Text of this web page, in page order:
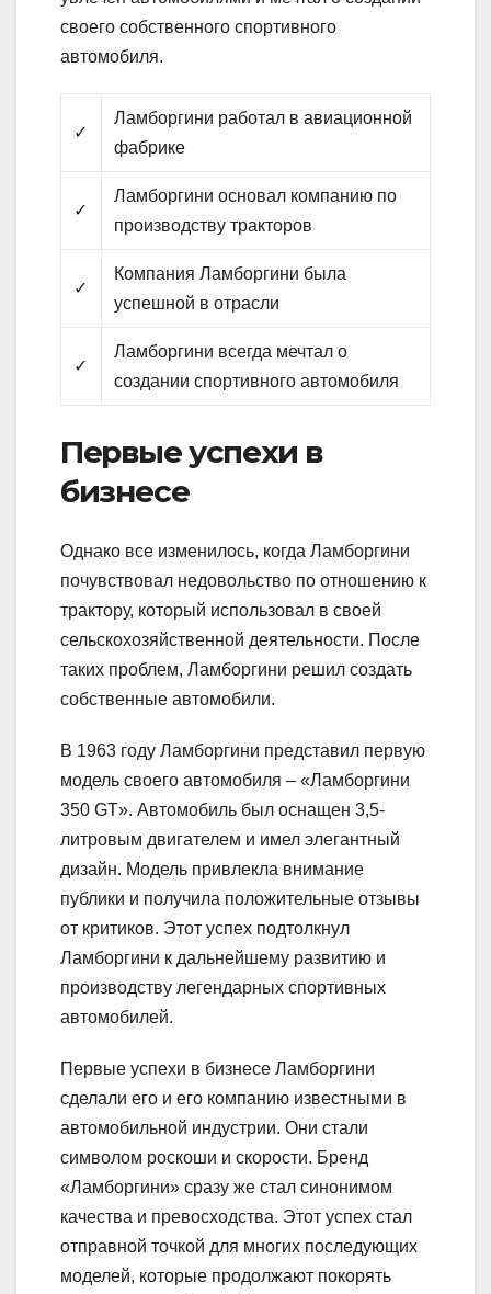
своего собственного спортивного
автомобиля.
✓
Ламборгини работал в авиационной
фабрике
✓
Ламборгини основал компанию по
производству тракторов
✓
Компания Ламборгини была
успешной в отрасли
✓
Ламборгини всегда мечтал о
создании спортивного автомобиля
Первые успехи в
бизнесе
Однако все изменилось, когда Ламборгини
почувствовал недовольство по отношению к
трактору, который использовал в своей
сельскохозяйственной деятельности. После
таких проблем, Ламборгини решил создать
собственные автомобили.
В 1963 году Ламборгини представил первую
модель своего автомобиля – «Ламборгини
350 GT». Автомобиль был оснащен 3,5-
литровым двигателем и имел элегантный
дизайн. Модель привлекла внимание
публики и получила положительные отзывы
от критиков. Этот успех подтолкнул
Ламборгини к дальнейшему развитию и
производству легендарных спортивных
автомобилей.
Первые успехи в бизнесе Ламборгини
сделали его и его компанию известными в
автомобильной индустрии. Они стали
символом роскоши и скорости. Бренд
«Ламборгини» сразу же стал синонимом
качества и превосходства. Этот успех стал
отправной точкой для многих последующих
моделей, которые продолжают покорять